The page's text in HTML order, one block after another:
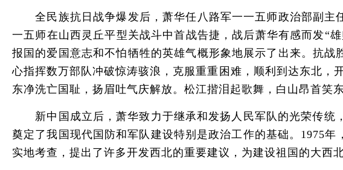
全民族抗日战争爆发后，萧华任八路军一一五师政治部副主
一五师在山西灵丘平型关战斗中首战告捷，战后萧华有感而发“
报国的爱国意志和不怕牺牲的英雄气概形象地展示了出来。抗
心指挥数万部队冲破惊涛骇浪，克服重重困难，顺利到达东北
东净洗亡国耻，扬眉吐气庆解放。松江揩泪起歌舞，白山昂首笑
新中国成立后，萧华致力于继承和发扬人民军队的光荣传统
奠定了我国现代国防和军队建设特别是政治工作的基础。1975
实地考查，提出了许多开发西北的重要建议，为建设祖国的大西